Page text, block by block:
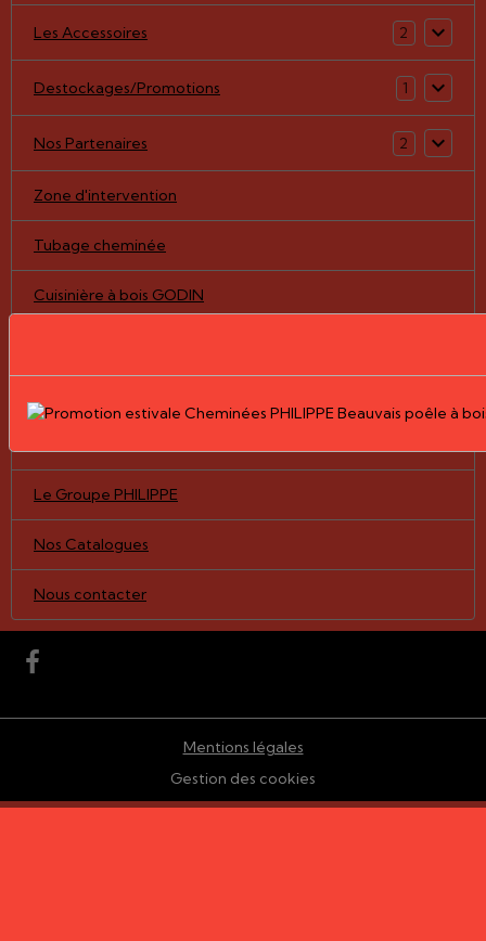
Les Accessoires 2
Destockages/Promotions 1
Nos Partenaires 2
Zone d'intervention
Tubage cheminée
Cuisinière à bois GODIN
Le Groupe PHILIPPE
Nos Catalogues
Nous contacter
Mentions légales
Gestion des cookies